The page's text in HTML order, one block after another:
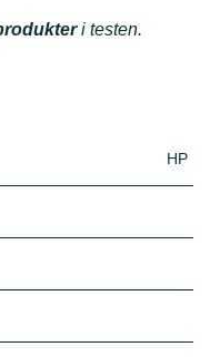
i testen.
HP